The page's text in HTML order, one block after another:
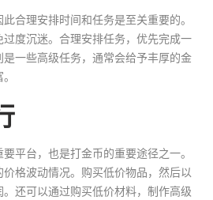
合理安排时间和任务是至关重要的。
度沉迷。合理安排任务，优先完成一
一些高级任务，通常会给予丰厚的金
平台，也是打金币的重要途径之一。
格波动情况。购买低价物品，然后以
还可以通过购买低价材料，制作高级